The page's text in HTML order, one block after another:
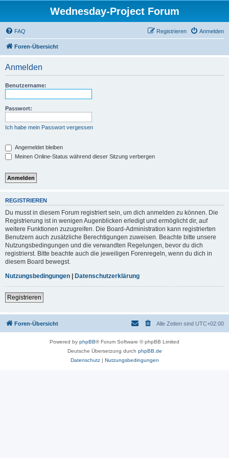
Wednesday-Project Forum
FAQ Anmelden
Registrieren
Foren-Übersicht
Anmelden
Benutzername:
Passwort:
Ich habe mein Passwort vergessen
Angemeldet bleiben
Meinen Online-Status während dieser Sitzung verbergen
REGISTRIEREN
Du musst in diesem Forum registriert sein, um dich anmelden zu können. Die
Registrierung ist in wenigen Augenblicken erledigt und ermöglicht dir, auf
weitere Funktionen zuzugreifen. Die Board-Administration kann registrierten
Benutzern auch zusätzliche Berechtigungen zuweisen. Beachte bitte unsere
Nutzungsbedingungen und die verwandten Regelungen, bevor du dich
registrierst. Bitte beachte auch die jeweiligen Forenregeln, wenn du dich in
diesem Board bewegst.
Nutzungsbedingungen | Datenschutzerklärung
Registrieren
Foren-Übersicht Alle Zeiten sind UTC+02:00
Powered by phpBB® Forum Software © phpBB Limited
Deutsche Übersetzung durch phpBB.de
Datenschutz| Nutzungsbedingungen